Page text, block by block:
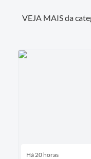
VEJA MAIS da
Há 20 horas